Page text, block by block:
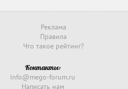
Реклама
Правила
Что такое рейтинг?
Контакты:
info@mego-forum.ru
Написать нам